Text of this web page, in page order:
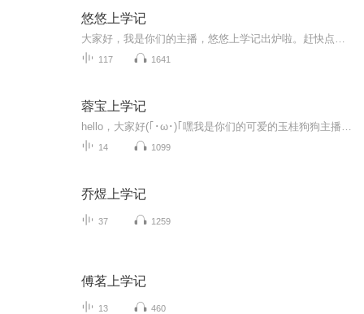
悠悠上学记
117 1641
蓉宝上学记
14 1099
乔煜上学记
37 1259
傅茗上学记
13 460